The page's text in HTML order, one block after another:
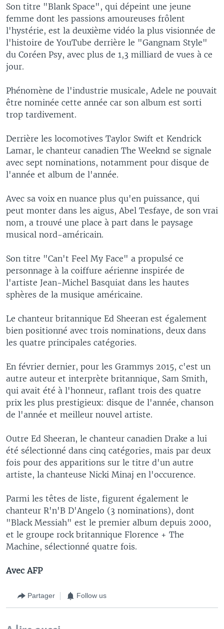
Son titre "Blank Space", qui dépeint une jeune
femme dont les passions amoureuses frôlent
l'hystérie, est la deuxième vidéo la plus visionnée de
l'histoire de YouTube derrière le "Gangnam Style"
du Coréen Psy, avec plus de 1,3 milliard de vues à ce
jour.
Phénomène de l'industrie musicale, Adele ne pouvait
être nominée cette année car son album est sorti
trop tardivement.
Derrière les locomotives Taylor Swift et Kendrick
Lamar, le chanteur canadien The Weeknd se signale
avec sept nominations, notamment pour disque de
l'année et album de l'année.
Avec sa voix en nuance plus qu'en puissance, qui
peut monter dans les aigus, Abel Tesfaye, de son vrai
nom, a trouvé une place à part dans le paysage
musical nord-américain.
Son titre "Can't Feel My Face" a propulsé ce
personnage à la coiffure aérienne inspirée de
l'artiste Jean-Michel Basquiat dans les hautes
sphères de la musique américaine.
Le chanteur britannique Ed Sheeran est également
bien positionné avec trois nominations, deux dans
les quatre principales catégories.
En février dernier, pour les Grammys 2015, c'est un
autre auteur et interprète britannique, Sam Smith,
qui avait été à l'honneur, raflant trois des quatre
prix les plus prestigieux: disque de l'année, chanson
de l'année et meilleur nouvel artiste.
Outre Ed Sheeran, le chanteur canadien Drake a lui
été sélectionné dans cinq catégories, mais par deux
fois pour des apparitions sur le titre d'un autre
artiste, la chanteuse Nicki Minaj en l'occurence.
Parmi les têtes de liste, figurent également le
chanteur R'n'B D'Angelo (3 nominations), dont
"Black Messiah" est le premier album depuis 2000,
et le groupe rock britannique Florence + The
Machine, sélectionné quatre fois.
Avec AFP
Partager Follow us